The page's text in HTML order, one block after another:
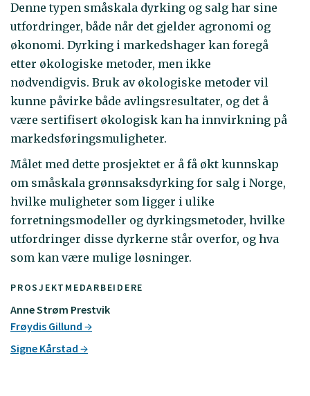
PROSJEKTMEDARBEIDERE
Anne Strøm Prestvik
Frøydis Gillund
Signe Kårstad
Denne typen småskala dyrking og salg har sine
utfordringer, både når det gjelder agronomi og
økonomi. Dyrking i markedshager kan foregå
etter økologiske metoder, men ikke
nødvendigvis. Bruk av økologiske metoder vil
kunne påvirke både avlingsresultater, og det å
være sertifisert økologisk kan ha innvirkning på
markedsføringsmuligheter.
Målet med dette prosjektet er å få økt kunnskap
om småskala grønnsaksdyrking for salg i Norge,
hvilke muligheter som ligger i ulike
forretningsmodeller og dyrkingsmetoder, hvilke
utfordringer disse dyrkerne står overfor, og hva
som kan være mulige løsninger.